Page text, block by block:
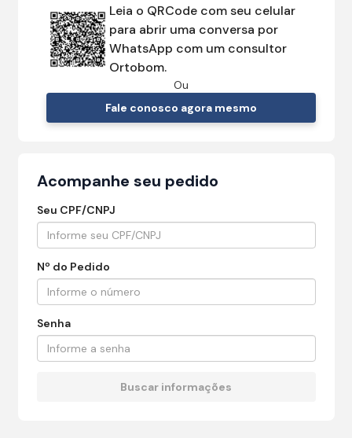
Leia o QRCode com seu celular
para abrir uma conversa por
WhatsApp com um consultor
Ortobom.
Ou
Fale conosco agora mesmo
Acompanhe seu pedido
Seu CPF/CNPJ
Nº do Pedido
Senha